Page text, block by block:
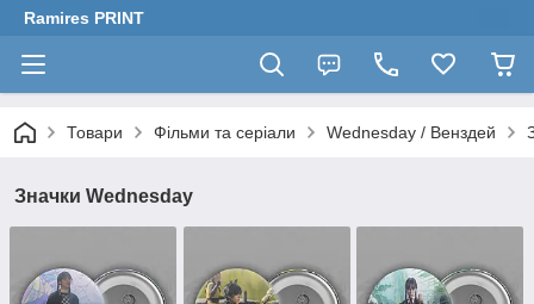
Ramires PRINT
Товари Фільми та серіали Wednesday / Венздей
Значки Wednesday